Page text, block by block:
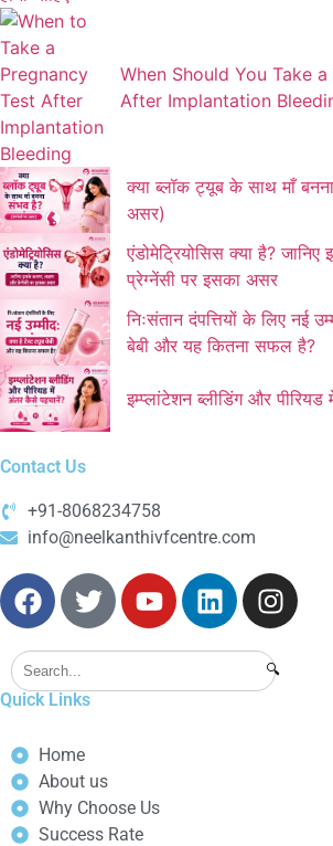
When Should You Take
After Implantation
क्या ब्लॉक ट्यूब के साथ माँ
असर)
एंडोमेट्रियोसिस क्या है?
प्रेग्नेंसी पर इसका असर
निःसंतान दंपत्तियों के लिए नई
बेबी और यह कितना सफल है?
इम्प्लांटेशन ब्लीडिंग और
Contact Us
+91-8068234758
info@neelkanthivfcentre.com
🔍
Quick Links
Home
About us
Why Choose Us
Success Rate